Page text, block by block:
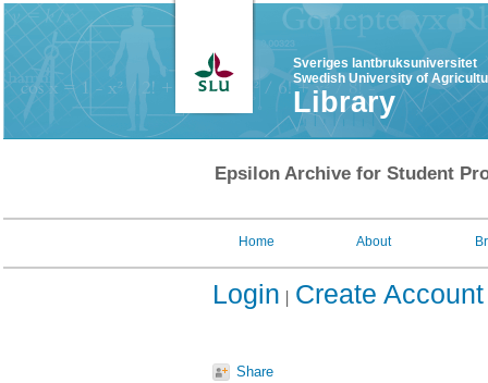
Sveriges lantbruksuniversitet
Swedish University of
Library
Epsilon Archive for Student
Home About
Login Create Account
Share